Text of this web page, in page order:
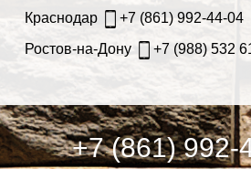
Краснодар
+7 (861) 992-44-04
Ростов-на-Дону
+7 (988) 532
+7 (861) 992-